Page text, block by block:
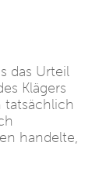
das Urteil
Klägers
tatsächlich
handelte,